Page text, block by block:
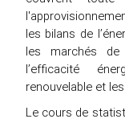
les bilans de
les marchés de
l’efficacité
renouvelable et
Le cours de